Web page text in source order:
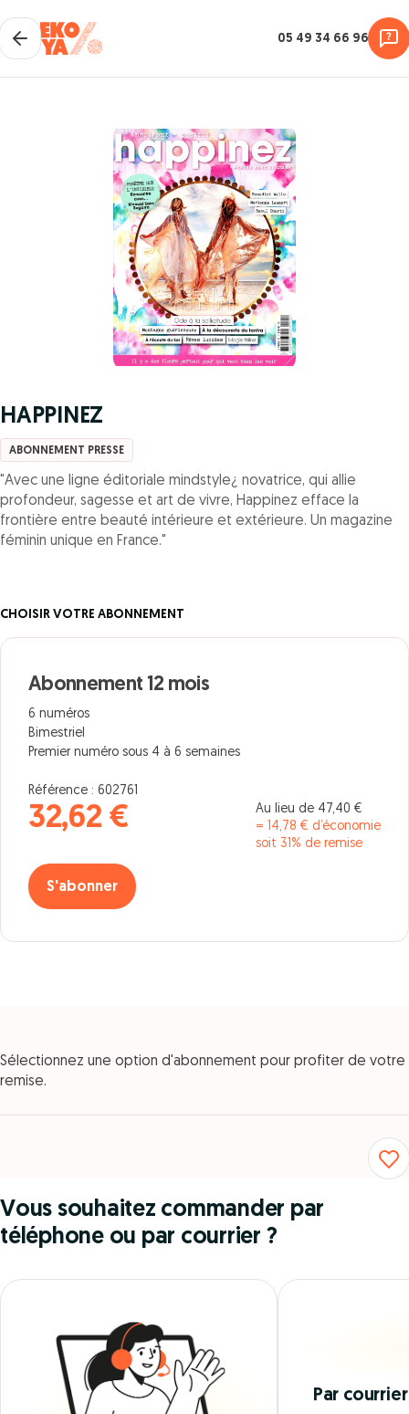
05 49 34 66 96
HAPPINEZ
ABONNEMENT PRESSE
"Avec une ligne éditoriale mindstyle¿ novatrice, qui allie
profondeur, sagesse et art de vivre, Happinez efface la
frontière entre beauté intérieure et extérieure. Un magazine
féminin unique en France."
CHOISIR VOTRE ABONNEMENT
Abonnement 12 mois
6 numéros
Bimestriel
Premier numéro sous 4 à 6 semaines
Référence : 602761
32,62 €
Au lieu de 47,40 €
= 14,78 € d’économie
soit 31% de remise
S'abonner
Sélectionnez une option d'abonnement pour profiter de votre
remise.
Vous souhaitez commander par
téléphone ou par courrier ?
Par courrier